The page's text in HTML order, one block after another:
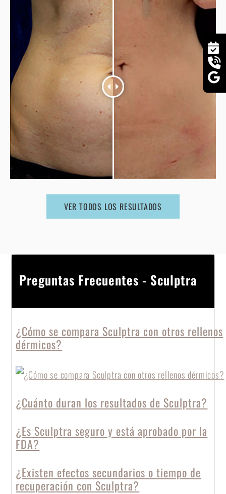
VER TODOS LOS RESULTADOS
Preguntas Frecuentes - Sculptra
¿Cómo se compara Sculptra con otros rellenos
dérmicos?
¿Cuánto duran los resultados de Sculptra?
¿Es Sculptra seguro y está aprobado por la
FDA?
¿Existen efectos secundarios o tiempo de
recuperación con Sculptra?